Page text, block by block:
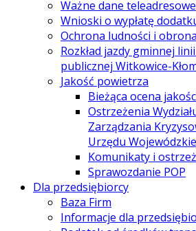
Ważne dane teleadresowe
Wnioski o wypłatę
Ochrona ludności i
Rozkład jazdy gminnej
publicznej Witkowice-
Jakość powietrza
Bieżąca ocena
Ostrzeżenia
Zarządzania
Urzędu
Komunikaty i
Sprawozdanie POP
Dla przedsiębiorcy
Baza Firm
Informacje dla